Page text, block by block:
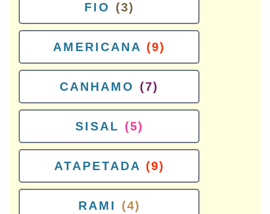
FIO (3)
AMERICANA (9)
CANHAMO (7)
SISAL (5)
ATAPETADA (9)
RAMI (4)